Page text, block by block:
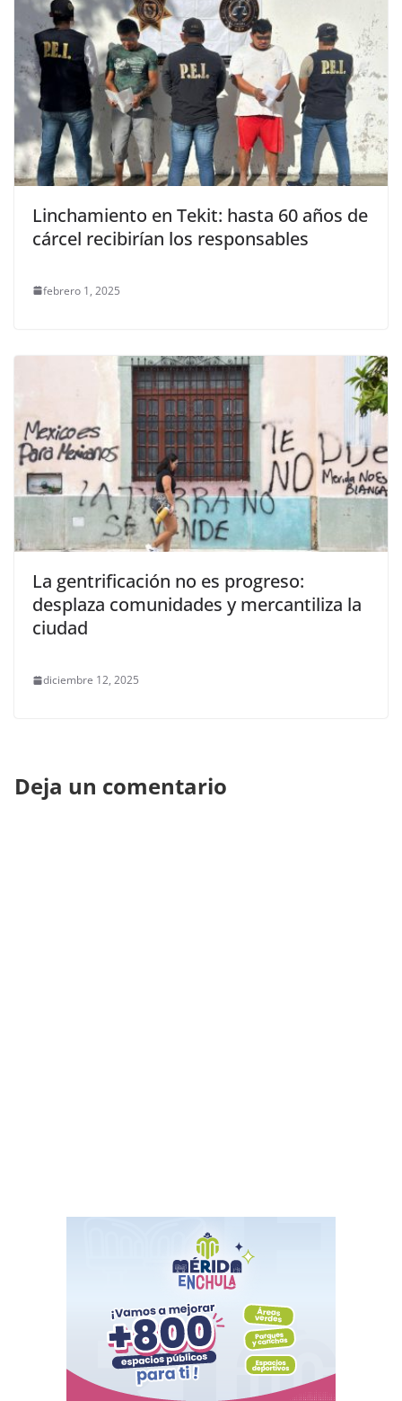
Linchamiento en Tekit: hasta 60 años de
cárcel recibirían los responsables
febrero 1, 2025
La gentrificación no es progreso:
desplaza comunidades y mercantiliza la
ciudad
diciembre 12, 2025
Deja un comentario